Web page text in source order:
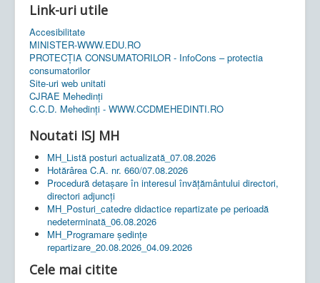
Link-uri utile
Accesibilitate
MINISTER-WWW.EDU.RO
PROTECȚIA CONSUMATORILOR - InfoCons – protectia
consumatorilor
Site-uri web unitati
CJRAE Mehedinți
C.C.D. Mehedinţi - WWW.CCDMEHEDINTI.RO
Noutati ISJ MH
MH_Listă posturi actualizată_07.08.2026
Hotărârea C.A. nr. 660/07.08.2026
Procedură detașare în interesul învățământului directori,
directori adjuncți
MH_Posturi_catedre didactice repartizate pe perioadă
nedeterminată_06.08.2026
MH_Programare ședințe
repartizare_20.08.2026_04.09.2026
Cele mai citite